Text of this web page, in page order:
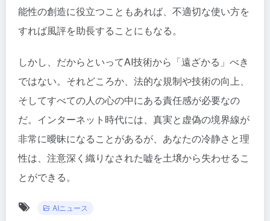
能性の創造に役立つこともあれば、不適切な使い方を
すれば風評を助長することにもなる。
しかし、だからといってAI技術から「遠ざかる」べき
ではない。それどころか、法的な規制や技術の向上、
そしてすべての人の心の中にある責任感が必要なの
だ。インターネット時代には、真実と虚偽の境界線が
非常に曖昧になることがあるが、あなたの冷静さと理
性は、注意深く織りなされた嘘を土壌から失わせるこ
とができる。
AIニュース